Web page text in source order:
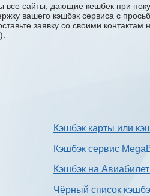
сайты, дающие кешбек при
вашего кэшбэк сервиса с
заявку со своими
Кэшбэк карты или
Кэшбэк сервис
Кэшбэк на
Чёрный список